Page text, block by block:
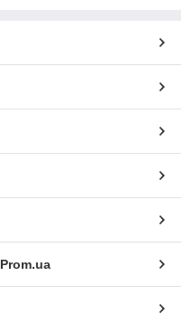
Prom.ua